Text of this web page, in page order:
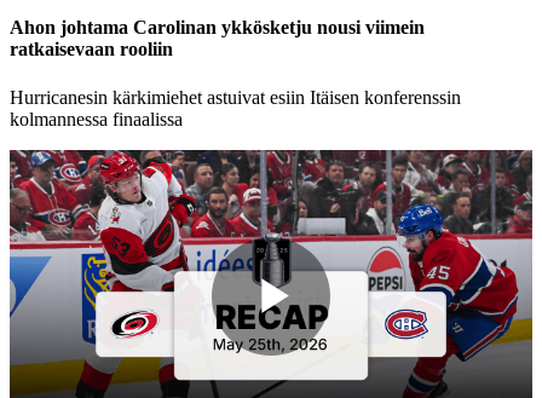
Ahon johtama Carolinan ykkösketju nousi viimein
ratkaisevaan rooliin
Hurricanesin kärkimiehet astuivat esiin Itäisen konferenssin
kolmannessa finaalissa
Play